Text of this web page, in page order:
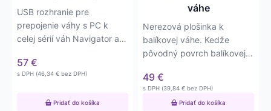
USB rozhranie pre
prepojenie váhy s PC k
celej sérií váh Navigator a
57 €
s DPH (46,34 € bez DPH)
Pridať do košíka
váhe
Nerezová plošinka k
balíkovej váhe. Kedže
pôvodný povrch balíkovej
tejto…
49 €
s DPH (39,84 € bez DPH)
Pridať do košíka